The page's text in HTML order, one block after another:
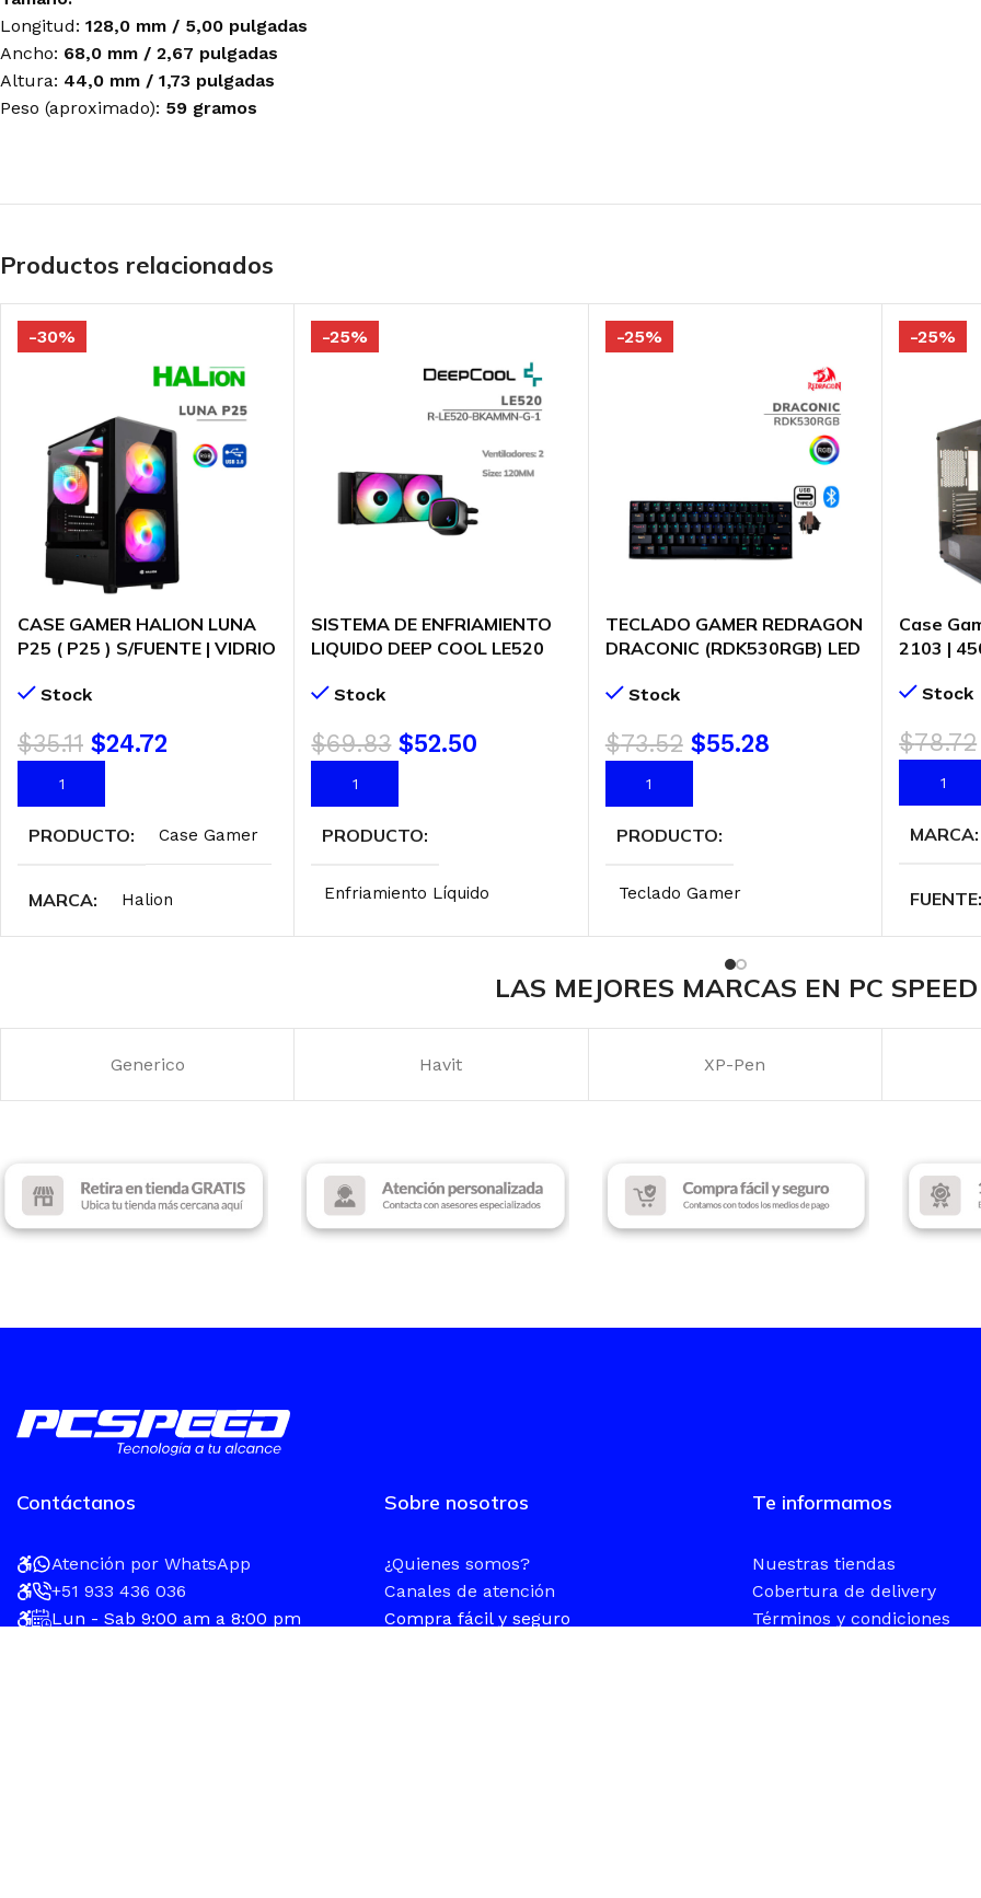
Longitud: 128,0 mm / 5,00 pulgadas
Ancho: 68,0 mm / 2,67 pulgadas
Altura: 44,0 mm / 1,73 pulgadas
Peso (aproximado): 59 gramos
Productos relacionados
-30%
CASE GAMER HALION LUNA
P25 ( P25 ) S/FUENTE | VIDRIO
Stock
$35.11 $24.72
AÑADIR AL CARRITO
PRODUCTO Case Gamer
MARCA Halion
RANURAS DE EXPANCIÓN
COLOR Black
-25%
SISTEMA DE ENFRIAMIENTO
LIQUIDO DEEP COOL LE520
1) AM5 – LGA 1700 | LED-
Stock
$69.83 $52.50
AÑADIR AL CARRITO
PRODUCTO
Enfriamiento Líquido
-25%
TECLADO GAMER REDRAGON
DRACONIC (RDK530RGB) LED
BROWN | BLACK
Stock
$73.52 $55.28
AÑADIR AL CARRITO
PRODUCTO
Teclado Gamer
Redragon
SWITCH Outemu Brown
-25%
Case
2103 |
Stock
$78.72
AÑADIR
MARCA
FUENTE
LAS MEJORES MARCAS EN PC SPEED
Generico Havit XP-Pen
Contáctanos
Atención por WhatsApp
+51 933 436 036
Lun - Sab 9:00 am a 8:00 pm
Sobre nosotros
¿Quienes somos?
Canales de atención
Compra fácil y seguro
Te informamos
Nuestras tiendas
Cobertura de delivery
Términos y condiciones